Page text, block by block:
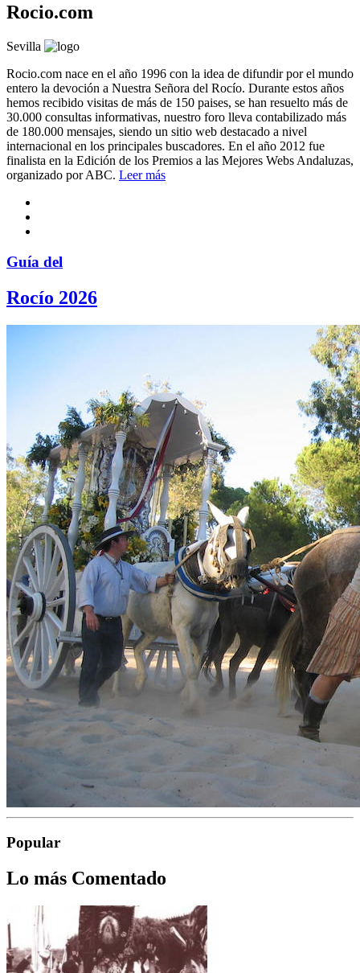
Rocio.com
Sevilla
Rocio.com nace en el año 1996 con la idea de difundir por el mundo
entero la devoción a Nuestra Señora del Rocío. Durante estos años
hemos recibido visitas de más de 150 paises, se han resuelto más de
30.000 consultas informativas, nuestro foro lleva contabilizado más
de 180.000 mensajes, siendo un sitio web destacado a nivel
internacional en los principales buscadores. En el año 2012 fue
finalista en la Edición de los Premios a las Mejores Webs Andaluzas,
organizado por ABC. Leer más
Guía del
Rocío 2026
Popular
Lo más Comentado